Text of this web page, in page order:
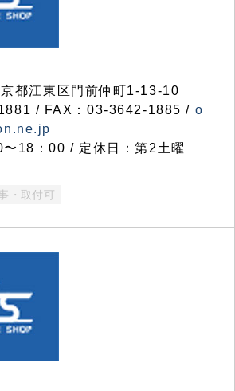
都江東区門前仲町1-13-10
/ FAX：03-3642-1885 / o
18：00 / 定休日：第2土曜
・取付可